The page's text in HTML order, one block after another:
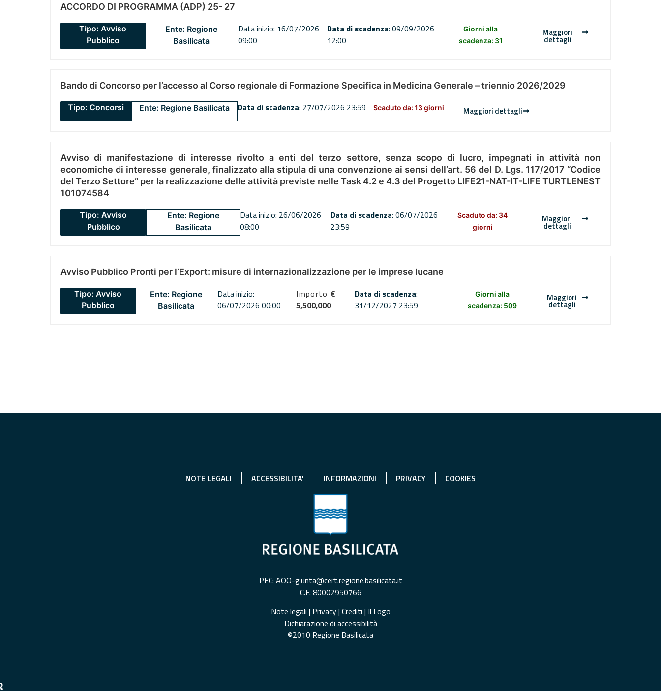
ACCORDO DI PROGRAMMA (ADP) 25- 27
Tipo: Avviso
Pubblico
Ente: Regione
Basilicata
Data inizio: 16/07/2026
09:00
Data di scadenza: 09/09/2026
12:00
Giorni alla
scadenza: 31
Maggiori
dettagli
Bando di Concorso per l’accesso al Corso regionale di Formazione Specifica in Medicina Generale – triennio 2026/2029
Tipo: Concorsi Ente: Regione Basilicata Data di scadenza: 27/07/2026 23:59 Scaduto da: 13 giorni Maggiori dettagli
Avviso di manifestazione di interesse rivolto a enti del terzo settore, senza scopo di lucro, impegnati in attività non
economiche di interesse generale, finalizzato alla stipula di una convenzione ai sensi dell’art. 56 del D. Lgs. 117/2017 “Codice
del Terzo Settore” per la realizzazione delle attività previste nelle Task 4.2 e 4.3 del Progetto LIFE21-NAT-IT-LIFE TURTLENEST
101074584
Tipo: Avviso
Pubblico
Ente: Regione
Basilicata
Data inizio: 26/06/2026
08:00
Data di scadenza: 06/07/2026
23:59
Scaduto da: 34
giorni
Maggiori
dettagli
Avviso Pubblico Pronti per l’Export: misure di internazionalizzazione per le imprese lucane
Tipo: Avviso
Pubblico
Ente: Regione
Basilicata
Data inizio:
06/07/2026 00:00
Importo €
5,500,000
Data di scadenza:
31/12/2027 23:59
Giorni alla
scadenza: 509
Maggiori
dettagli
NOTE LEGALI ACCESSIBILITA' INFORMAZIONI PRIVACY COOKIES
PEC: AOO-giunta@cert.regione.basilicata.it
C.F. 80002950766
Note legali | Privacy| Crediti | Il Logo
Dichiarazione di accessibilità
©2010 Regione Basilicata